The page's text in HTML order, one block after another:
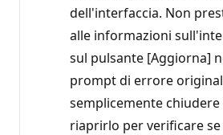
dell'interfaccia. Non
alle informazioni
sul pulsante [Aggiorna]
prompt di errore
semplicemente chiudere
riaprirlo per verificare se